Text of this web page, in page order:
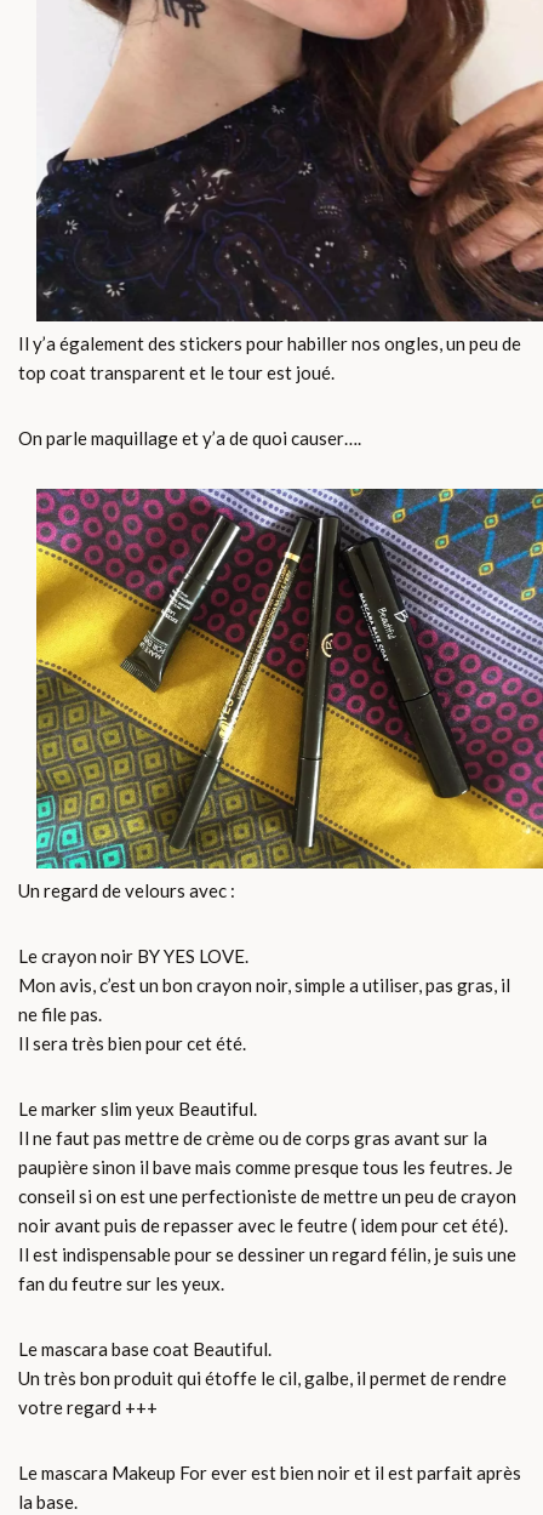
Il y’a également des stickers pour habiller nos ongles, un peu de
top coat transparent et le tour est joué.
On parle maquillage et y’a de quoi causer….
Un regard de velours avec :
Le crayon noir BY YES LOVE.
Mon avis, c’est un bon crayon noir, simple a utiliser, pas gras, il
ne file pas.
Il sera très bien pour cet été.
Le marker slim yeux Beautiful.
Il ne faut pas mettre de crème ou de corps gras avant sur la
paupière sinon il bave mais comme presque tous les feutres. Je
conseil si on est une perfectioniste de mettre un peu de crayon
noir avant puis de repasser avec le feutre ( idem pour cet été).
Il est indispensable pour se dessiner un regard félin, je suis une
fan du feutre sur les yeux.
Le mascara base coat Beautiful.
Un très bon produit qui étoffe le cil, galbe, il permet de rendre
votre regard +++
Le mascara Makeup For ever est bien noir et il est parfait après
la base.